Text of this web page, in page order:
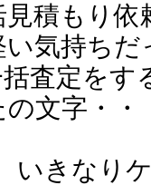
積もり
気持ちだ
査定を
文字・・
いきなり